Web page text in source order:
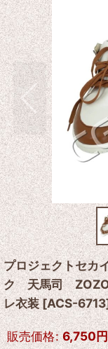
プロジェクトセカ
ク 天馬司
レ衣装[ACS-6713
販売価格: 6,750円